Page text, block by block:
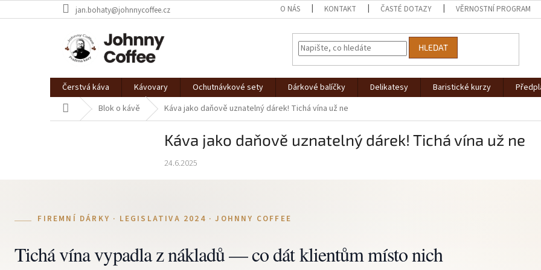
na
jan.bohaty@johnnycoffee.cz O NÁS KONTAKT ČASTÉ DOTAZY VĚRNOSTNÍ PROGRAM
HLEDAT
Čerstvá káva Kávovary Ochutnávkové sety Dárkové balíčky Delikatesy Baristické kurzy
Domů Blok o kávě Káva jako daňově uznatelný dárek! Tichá vína už ne
Káva jako daňově uznatelný dárek! Tichá vína už ne
24.6.2025
FIREMNÍ DÁRKY · LEGISLATIVA 2024 · JOHNNY COFFEE
Tichá vína vypadla z nákladů — co dát klientům místo nich